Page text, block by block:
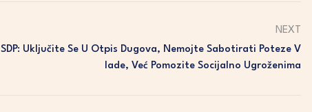
NEXT
SDP: Uključite Se U Otpis Dugova, Nemojte Sabotirati Poteze V
Lade, Već Pomozite Socijalno Ugroženima